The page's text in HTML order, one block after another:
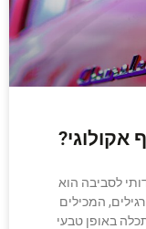
אקולוגי?
לסביבה הוא
המכילים
באופן טבעי